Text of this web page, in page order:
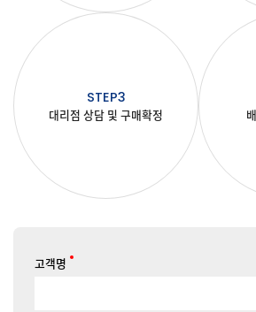
STEP3
대리점 상담 및 구매확정
고객명